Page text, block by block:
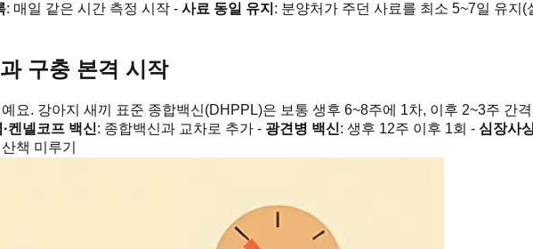
: 매일 같은 시간 측정 시작 - 사료 동일 유지 : 분양처가 주던 사료를 최소 5~7일 유지(
구충 본격 시작
요. 강아지 새끼 표준 종합백신(DHPPL)은 보통 생후 6~8주에 1차, 이후 2~3주 간
켄넬코프 백신: 종합백신과 교차로 추가 - 광견병 백신: 생후 12주 이후 1회 - 심장사
책 미루기